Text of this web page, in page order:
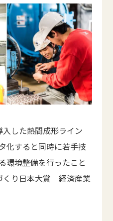
した熱間成形ライン
化すると同時に若手技
環境整備を行ったこと
くり日本大賞 経済産業